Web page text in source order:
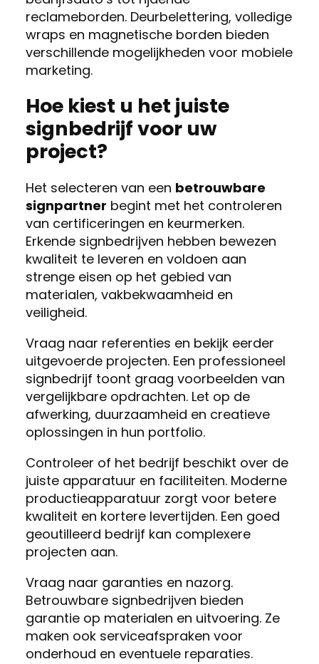
reclameborden. Deurbelettering, volledige
wraps en magnetische borden bieden
verschillende mogelijkheden voor mobiele
marketing.
Hoe kiest u het juiste
signbedrijf voor uw
project?
Het selecteren van een betrouwbare
signpartner begint met het controleren
van certificeringen en keurmerken.
Erkende signbedrijven hebben bewezen
kwaliteit te leveren en voldoen aan
strenge eisen op het gebied van
materialen, vakbekwaamheid en
veiligheid.
Vraag naar referenties en bekijk eerder
uitgevoerde projecten. Een professioneel
signbedrijf toont graag voorbeelden van
vergelijkbare opdrachten. Let op de
afwerking, duurzaamheid en creatieve
oplossingen in hun portfolio.
Controleer of het bedrijf beschikt over de
juiste apparatuur en faciliteiten. Moderne
productieapparatuur zorgt voor betere
kwaliteit en kortere levertijden. Een goed
geoutilleerd bedrijf kan complexere
projecten aan.
Vraag naar garanties en nazorg.
Betrouwbare signbedrijven bieden
garantie op materialen en uitvoering. Ze
maken ook serviceafspraken voor
onderhoud en eventuele reparaties.